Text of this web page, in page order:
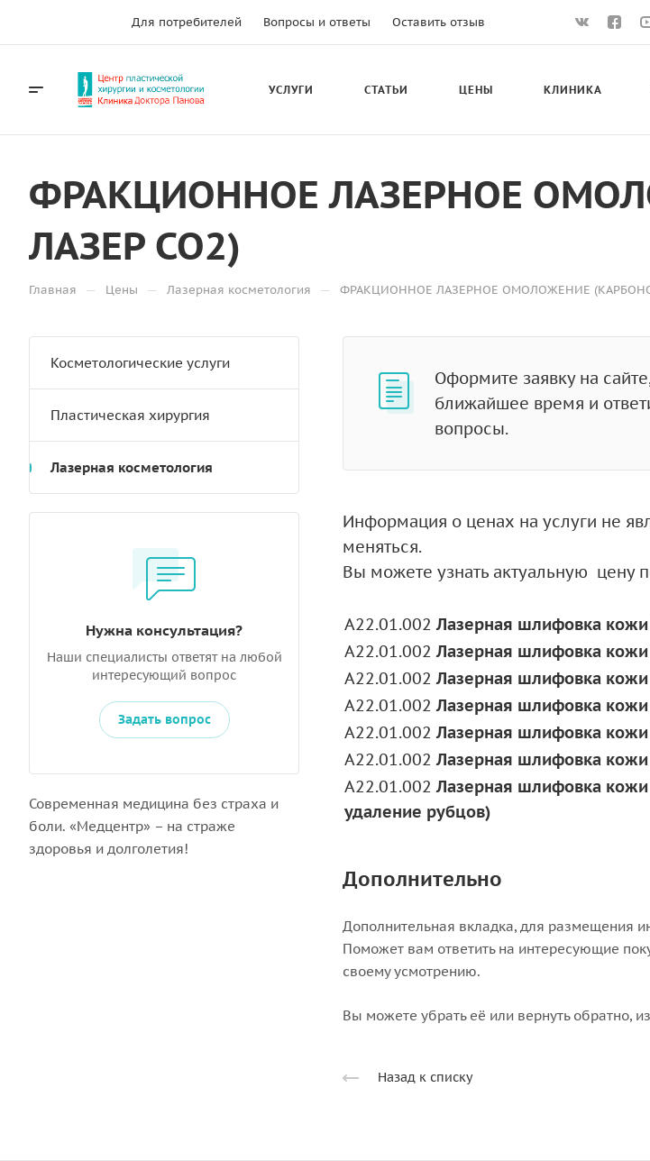
Для потребителей Вопросы и ответы Оставить отзыв
УСЛУГИ СТАТЬИ ЦЕНЫ КЛИНИКА
ФРАКЦИОННОЕ ЛАЗЕРНОЕ
ЛАЗЕР CO2)
Главная — Цены — Лазерная косметология — ФРАКЦИОННОЕ ЛАЗЕРНОЕ ОМОЛОЖЕНИЕ
Оформите заявку на
ближайшее время и
вопросы.
Информация о ценах на услуги не
меняться.
Вы можете узнать актуальную цену
A22.01.002Лазерная шлифовка
A22.01.002Лазерная шлифовка кожи
A22.01.002Лазерная шлифовка
A22.01.002Лазерная шлифовка
A22.01.002Лазерная шлифовка
A22.01.002Лазерная шлифовка кожи
A22.01.002Лазерная шлифовка
удаление рубцов)
Дополнительно
Дополнительная вкладка, для размещения
Поможет вам ответить на интересующие
своему усмотрению.
Вы можете убрать её или вернуть обратно,
Назад к списку
Косметологические услуги
Пластическая хирургия
Лазерная косметология
Нужна консультация?
Наши специалисты ответят на любой
интересующий вопрос
Задать вопрос
Современная медицина без страха и
боли. «Медцентр» – на страже
здоровья и долголетия!